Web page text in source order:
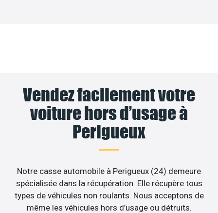
Vendez facilement votre
voiture hors d’usage à
Perigueux
Notre casse automobile à Perigueux (24) demeure
spécialisée dans la récupération. Elle récupère tous
types de véhicules non roulants. Nous acceptons de
même les véhicules hors d’usage ou détruits.